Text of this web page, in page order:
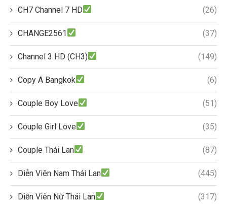
CH7 Channel 7 HD (26)
CHANGE2561 (37)
Channel 3 HD (CH3) (149)
Copy A Bangkok (6)
Couple Boy Love (51)
Couple Girl Love (35)
Couple Thái Lan (87)
Diễn Viên Nam Thái Lan (445)
Diễn Viên Nữ Thái Lan (317)